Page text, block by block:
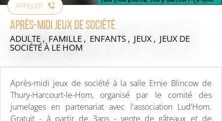
APPELER
Après-midi jeux de société
ADULTE , FAMILLE , ENFANTS , JEUX , JEUX DE
SOCIÉTÉÀ LE HOM
Après-midi jeux de société à la salle Ernie Blincow de
Thury-Harcourt-le-Hom, organisé par le comité des
jumelages en partenariat avec l'association Lud'Hom.
Gratuit - à partir de 3ans - vente de gâteaux et de